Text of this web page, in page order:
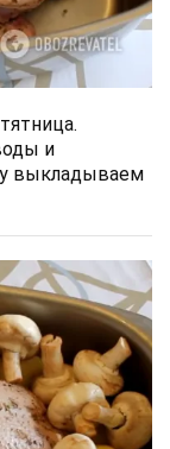
и
выкладываем